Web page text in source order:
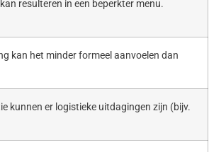
resulteren in een beperkter menu.
kan het minder formeel aanvoelen dan
kunnen er logistieke uitdagingen zijn (bijv.